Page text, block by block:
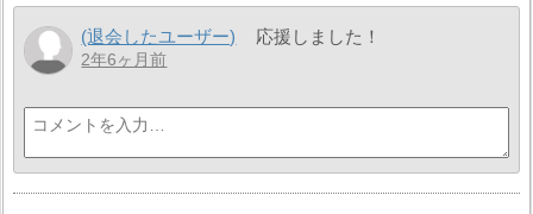
(退会したユーザー) 応援しました！
2年6ヶ月前